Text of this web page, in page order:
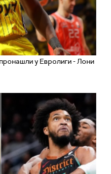
у Евролиги - Лони